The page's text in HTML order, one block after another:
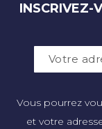
INSCRIVEZ-
Vous pourrez
et votre